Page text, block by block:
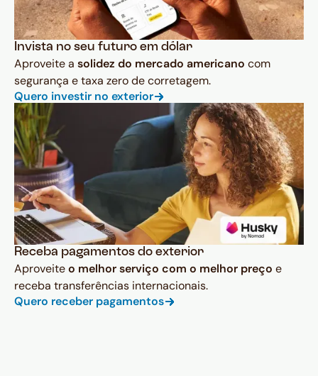
Invista no seu futuro em dólar
Aproveite a solidez do mercado americano com
segurança e taxa zero de corretagem.
Quero investir no exterior
Receba pagamentos do exterior
Aproveiteo melhor serviço com o melhor preço e
receba transferências internacionais.
Quero receber pagamentos